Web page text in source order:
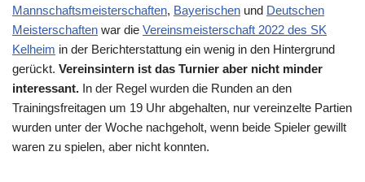
Mannschaftsmeisterschaften, Bayerischen und Deutschen
Meisterschaften war die Vereinsmeisterschaft 2022 des SK
Kelheim in der Berichterstattung ein wenig in den Hintergrund
gerückt. Vereinsintern ist das Turnier aber nicht minder
interessant. In der Regel wurden die Runden an den
Trainingsfreitagen um 19 Uhr abgehalten, nur vereinzelte Partien
wurden unter der Woche nachgeholt, wenn beide Spieler gewillt
waren zu spielen, aber nicht konnten.